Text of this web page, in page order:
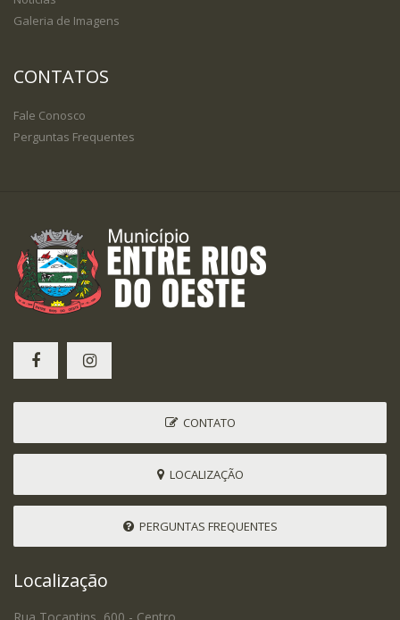
Galeria de Imagens
CONTATOS
Fale Conosco
Perguntas Frequentes
CONTATO
LOCALIZAÇÃO
PERGUNTAS FREQUENTES
Localização